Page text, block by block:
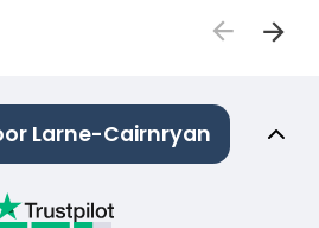
Larne-Cairnryan